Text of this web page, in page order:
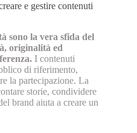
e gestire contenuti
sono la vera sfida del
originalità ed
I contenuti
di riferimento,
la partecipazione. La
storie, condividere
brand aiuta a creare un